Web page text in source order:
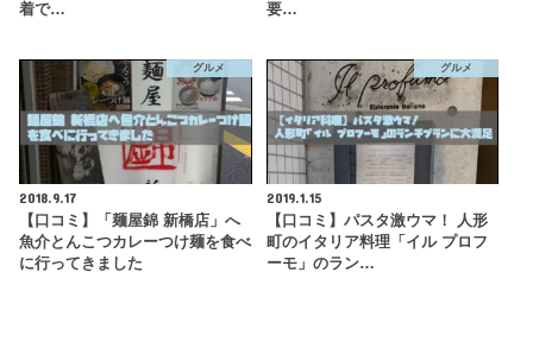
着で…
要…
グルメ
2018.9.17
【口コミ】「麺屋錦 新橋店」へ
魚介とんこつカレーつけ麺を食べ
に行ってきました
グルメ
2019.1.15
【口コミ】パスタ激ウマ！ 人形
町のイタリア料理「イル プロフ
ーモ」のラン…